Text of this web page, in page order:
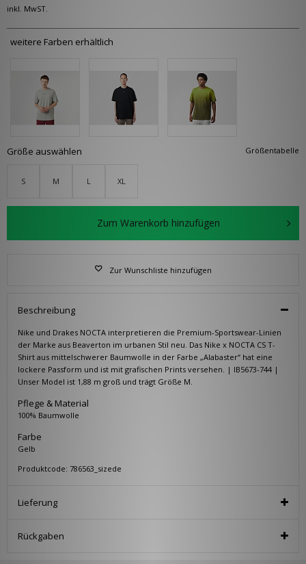
inkl. MwST.
weitere Farben erhältlich
Größentabelle
Größe auswählen
S M L XL
Zum Warenkorb hinzufügen
Zur Wunschliste hinzufügen
Beschreibung
Nike und Drakes NOCTA interpretieren die Premium-Sportswear-Linien
der Marke aus Beaverton im urbanen Stil neu. Das Nike x NOCTA CS T-
Shirt aus mittelschwerer Baumwolle in der Farbe „Alabaster“ hat eine
lockere Passform und ist mit grafischen Prints versehen. | IB5673-744 |
Unser Model ist 1,88 m groß und trägt Größe M.
Pflege & Material
100% Baumwolle
Farbe
Gelb
Produktcode: 786563_sizede
Lieferung
Rückgaben